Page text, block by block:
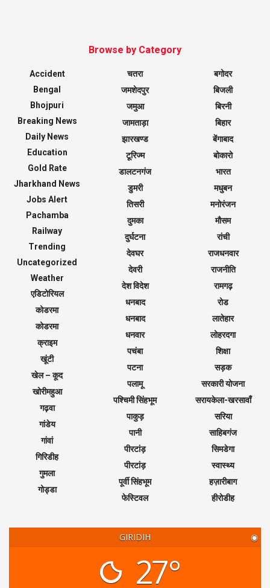
Browse by Category
Accident
Bengal
Bhojpuri
Breaking News
Daily News
Education
Gold Rate
Jharkhand News
Jobs Alert
Pachamba
Railway
Trending
Uncategorized
Weather
एडिटोरियल
कोडरमा
कोडरमा
क्राइम
खूंटी
खेल – कूद
खोरीमहुआ
गढ़वा
गांडेय
गांवां
गिरिडीह
गुमला
गोड्डा
चतरा
जमशेदपुर
जमुआ
जामताड़ा
झारखण्ड
टूरिज्म
डालटनगंज
डुमरी
तिसरी
दुमका
दुर्घटना
देवघर
देवरी
देश विदेश
धनबाद
धनबाद
धनवार
पचंबा
पटना
पलामू
पश्चिमी सिंहभूम
पाकुड़
पानी
पीरटांड़
पीरटांड़
पूर्वी सिंहभूम
फेस्टिवल
बगोदर
बिजली
बिरनी
बिहार
बेंगाबाद
बोकारो
भारत
मधुबन
मनोरंजन
मौसम
रांची
राजधनवार
राजनीति
रामगढ़
रोड
लातेहार
लोहरदगा
शिक्षा
सड़क
सरकारी योजना
सरायकेला-खरसावाँ
सरिया
साहिबगंज
सिमडेगा
स्वास्थ्य
हज़ारीबाग
हीरोडीह
GIRIDIH ◉
27°